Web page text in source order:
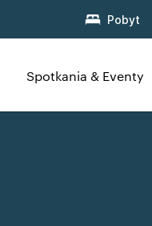
Pobyt
Spotkania & Eventy